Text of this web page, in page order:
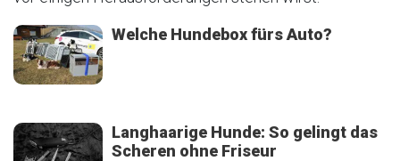
Welche Hundebox fürs Auto?
Langhaarige Hunde: So gelingt das
Scheren ohne Friseur